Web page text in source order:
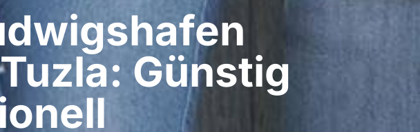
Günstig